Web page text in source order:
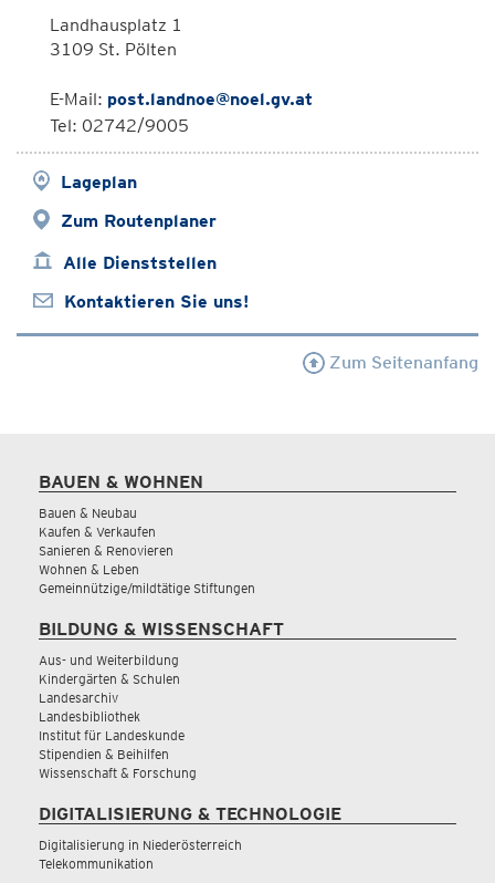
Landhausplatz 1
3109 St. Pölten
E-Mail: post.landnoe@noel.gv.at
Tel: 02742/9005
Lageplan
Zum Routenplaner
Alle Dienststellen
Kontaktieren Sie uns!
Zum Seitenanfang
BAUEN & WOHNEN
Bauen & Neubau
Kaufen & Verkaufen
Sanieren & Renovieren
Wohnen & Leben
Gemeinnützige/mildtätige Stiftungen
BILDUNG & WISSENSCHAFT
Aus- und Weiterbildung
Kindergärten & Schulen
Landesarchiv
Landesbibliothek
Institut für Landeskunde
Stipendien & Beihilfen
Wissenschaft & Forschung
DIGITALISIERUNG & TECHNOLOGIE
Digitalisierung in Niederösterreich
Telekommunikation